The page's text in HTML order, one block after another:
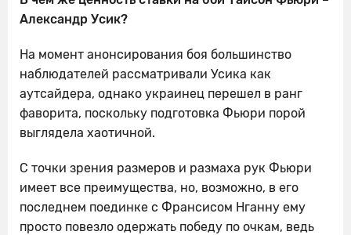
Александр Усик?
На момент анонсирования боя большинство
наблюдателей рассматривали Усика как
аутсайдера, однако украинец перешел в ранг
фаворита, поскольку подготовка Фьюри порой
выглядела хаотичной.
С точки зрения размеров и размаха рук Фьюри
имеет все преимущества, но, возможно, в его
последнем поединке с Франсисом Нганну ему
просто повезло одержать победу по очкам, ведь